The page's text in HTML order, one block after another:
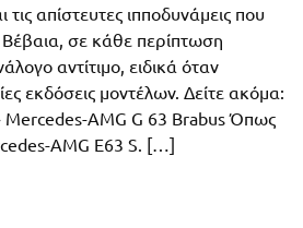
απίστευτες ιπποδυνάμεις που
Βέβαια, σε κάθε περίπτωση
αντίτιμο, ειδικά όταν
εκδόσεις μοντέλων. Δείτε ακόμα:
Mercedes-AMG G 63 Βrabus Όπως
AMG E63 S. […]